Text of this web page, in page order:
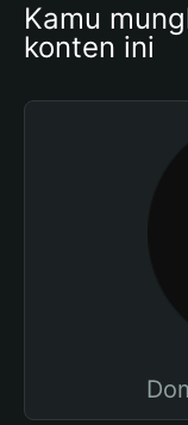
Kamu
konten ini